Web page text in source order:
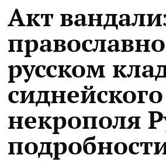
Акт
русском
сиднейского
некрополя